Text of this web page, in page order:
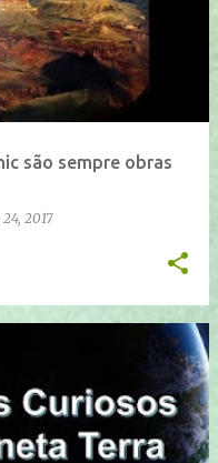
são sempre obras
2017